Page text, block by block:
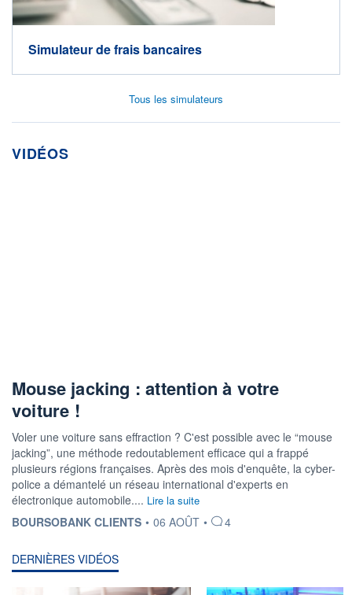
Simulateur de frais bancaires
Tous les simulateurs
VIDÉOS
Mouse jacking : attention à votre
voiture !
Voler une voiture sans effraction ? C'est possible avec le “mouse
jacking”, une méthode redoutablement efficace qui a frappé
plusieurs régions françaises. Après des mois d'enquête, la cyber-
police a démantelé un réseau international d'experts en
électronique automobile.... Lire la suite
INFORMATION FOURNIE PAR
BOURSOBANK CLIENTS • 06 AOÛT • 4
DERNIÈRES VIDÉOS